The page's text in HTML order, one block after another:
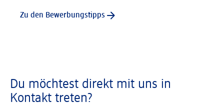
Zu den Bewerbungstipps
Du möchtest direkt mit uns in
Kontakt treten?